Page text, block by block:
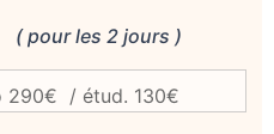
( pour les 2 jours )